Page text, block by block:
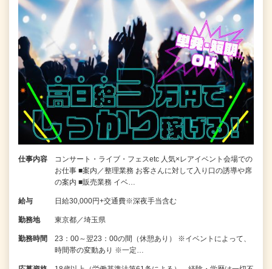
仕事内容
コンサート・ライブ・フェスetc 人気×レアイベント会場での
お仕事 ■案内／整理業務 お客さんに対して入り口の誘導や席
の案内 ■販売業務 イベ…
給与 日給30,000円+交通費※深夜手当含む
勤務地 東京都／埼玉県
勤務時間
23：00～翌23：00の間（休憩あり） ※イベントによって、
時間帯の変動あり ※一定…